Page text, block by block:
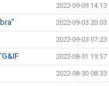
2022-09-09 14:13
2022-09-03 20:03
2022-09-03 07:23
2022-08-31 19:57
2022-08-30 08:33